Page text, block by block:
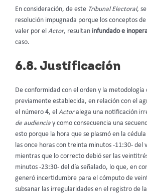
En consideración, de este Tribunal Electoral,
resolución impugnada porque los conceptos
valer por el Actor, resultan infundado e
caso.
6.8. Justificación
De conformidad con el orden y la metodología
previamente establecida, en relación con el
el número 4, el Actoralega una notificación
de audiencia y como consecuencia una
esto porque la hora que se plasmó en la
las once horas con treinta minutos -11:30- del
mientras que lo correcto debió ser las
minutos -23:30- del día señalado, lo que, en
generó incertidumbre para el cómputo de
subsanar las irregularidades en el registro de